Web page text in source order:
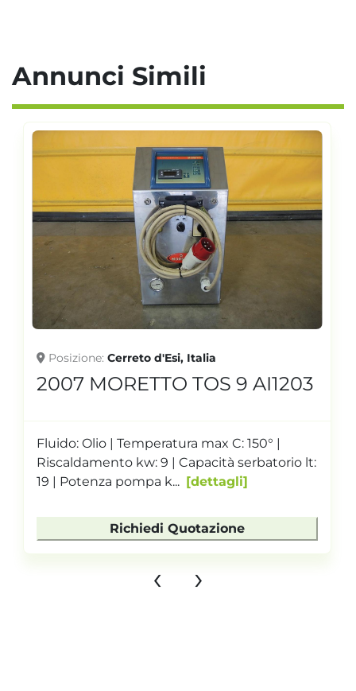
Annunci Simili
Posizione Cerreto d'Esi, Italia
2007 MORETTO TOS 9 AI1203
Fluido: Olio | Temperatura max C: 150° |
Riscaldamento kw: 9 | Capacità serbatorio lt:
19 | Potenza pompa k...
dettagli
Richiedi Quotazione
‹ ›